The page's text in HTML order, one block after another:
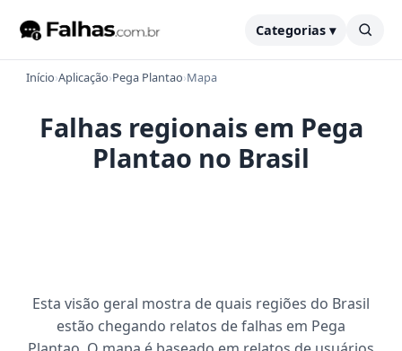
Categorias ▾
Início›Aplicação›Pega Plantao›Mapa
Falhas regionais em Pega
Plantao no Brasil
Esta visão geral mostra de quais regiões do Brasil
estão chegando relatos de falhas em Pega